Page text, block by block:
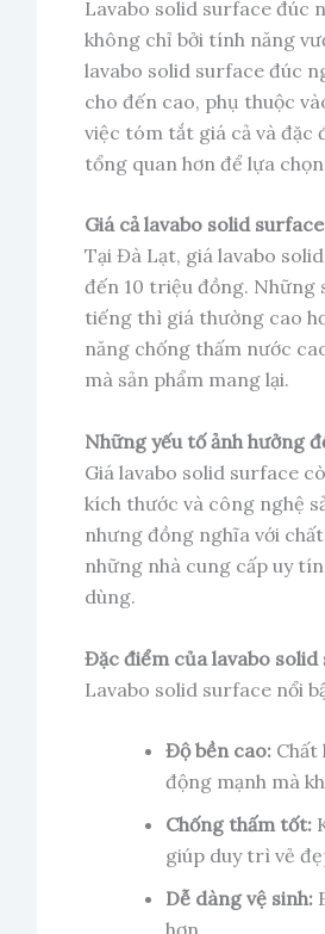
Lavabo solid surface đúc
không chỉ bởi tính năng
lavabo solid surface đúc
cho đến cao, phụ thuộc
việc tóm tắt giá cả và đặc
tổng quan hơn để lựa
Giá cả lavabo solid
Tại Đà Lạt, giá lavabo
đến 10 triệu đồng. Những
tiếng thì giá thường cao
năng chống thấm nước
mà sản phẩm mang lại.
Những yếu tố ảnh hưởng
Giá lavabo solid surface
kích thước và công nghệ
nhưng đồng nghĩa với
những nhà cung cấp uy
dùng.
Đặc điểm của lavabo solid
Lavabo solid surface nổi
Độ bền cao: Chất
động mạnh mà
Chống thấm tốt:
giúp duy trì vẻ
Dễ dàng vệ sinh: